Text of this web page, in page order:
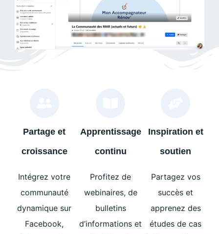
Partage et
croissance
Intégrez votre
communauté
dynamique sur
Facebook,
Apprentissage
continu
Profitez de
webinaires, de
bulletins
d’informations et
Inspiration et
soutien
Partagez vos
succès et
apprenez des
études de cas